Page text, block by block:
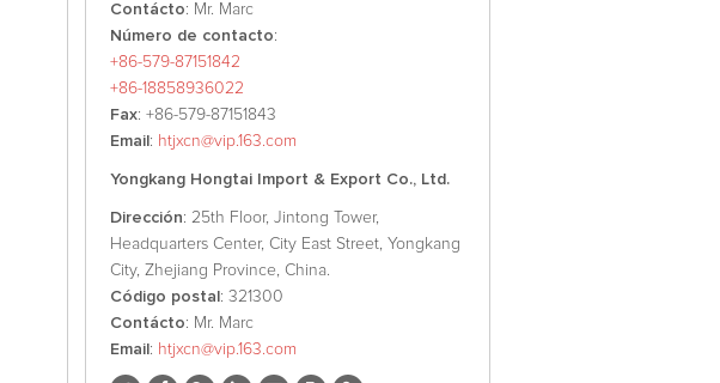
Contácto: Mr. Marc
Número de contacto:
+86-579-87151842
+86-18858936022
Fax: +86-579-87151843
Email : htjxcn@vip.163.com
Yongkang Hongtai Import & Export Co., Ltd.
Dirección: 25th Floor, Jintong Tower,
Headquarters Center, City East Street, Yongkang
City, Zhejiang Province, China.
Código postal : 321300
Contácto: Mr. Marc
Email : htjxcn@vip.163.com